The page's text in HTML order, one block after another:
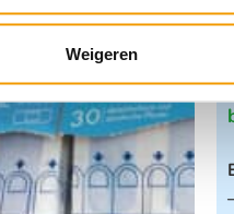
Weigeren